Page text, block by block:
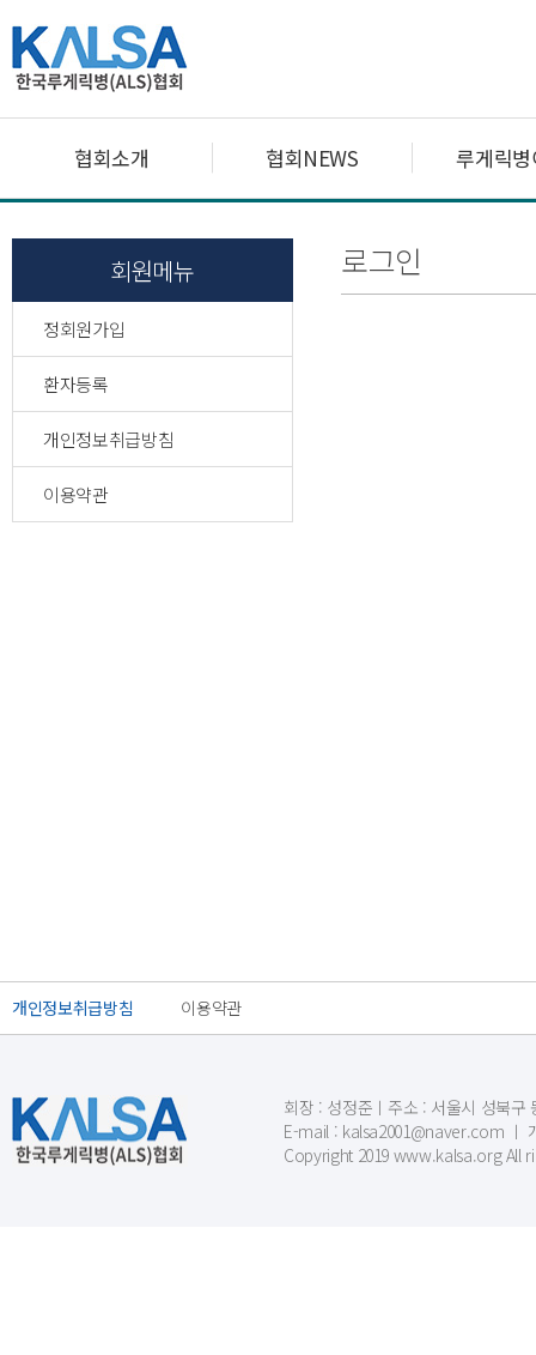
협회소개 협회NEWS 루게릭
회원메뉴
정회원가입
환자등록
개인정보취급방침
이용약관
로그인
개인정보취급방침 이용약관
회장 : 성정준ㅣ주소 : 서울시 성북구
E-mail : kalsa2001@naver.com ㅣ
Copyright 2019 www.kalsa.org All